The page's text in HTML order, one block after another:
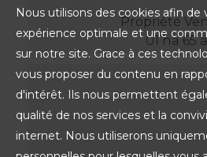
Propriété
01 ha 65 a
Nous utilisons des cookies afin de
expérience optimale et une
sur notre site. Grace à ces
vous proposer du contenu en
d'intérêt. Ils nous permettent
qualité de nos services et la
internet. Nous utiliserons